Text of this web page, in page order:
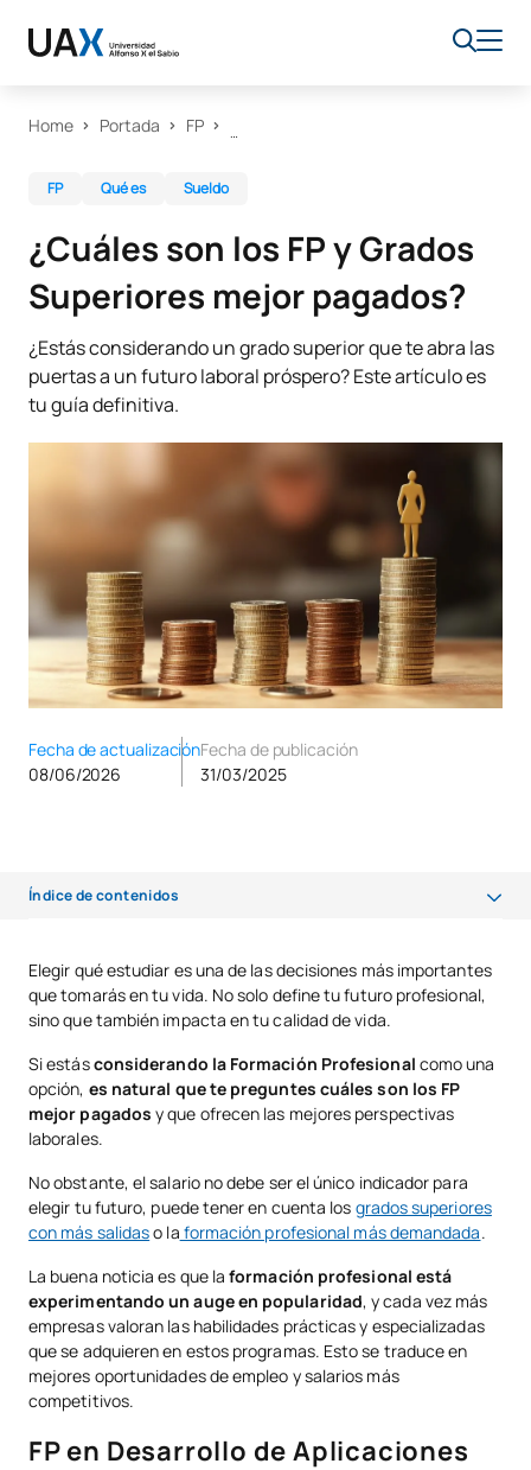
Home Portada FP
FP Qué es Sueldo
¿Cuáles son los FP y Grados
Superiores mejor pagados?
¿Estás considerando un grado superior que te abra las
puertas a un futuro laboral próspero? Este artículo es
tu guía definitiva.
Fecha de actualización
08/06/2026
Fecha de publicación
31/03/2025
Índice de contenidos
FP en Desarrollo de Aplicaciones Web (DAW)
FP en Imagen para el Diagnóstico y Medicina Nuclear
FP en Higiene Bucodental
FP en Marketing y Publicidad
FP en Grado Superior en Transporte y Logística Online
FP en Laboratorio de Análisis y Control de Calidad
¿Qué sectores valoran mejor a los FP o Grados Superiores?
Elegir qué estudiar es una de las decisiones más importantes
que tomarás en tu vida. No solo define tu futuro profesional,
sino que también impacta en tu calidad de vida.
Si estásconsiderando la Formación Profesional como una
opción, es natural que te preguntes cuáles son los FP
mejor pagados y que ofrecen las mejores perspectivas
laborales.
No obstante, el salario no debe ser el único indicador para
elegir tu futuro, puede tener en cuenta los grados superiores
con más salidaso la formación profesional más demandada.
La buena noticia es que la formación profesional está
experimentando un auge en popularidad, y cada vez más
empresas valoran las habilidades prácticas y especializadas
que se adquieren en estos programas. Esto se traduce en
mejores oportunidades de empleo y salarios más
competitivos.
FP en Desarrollo de Aplicaciones